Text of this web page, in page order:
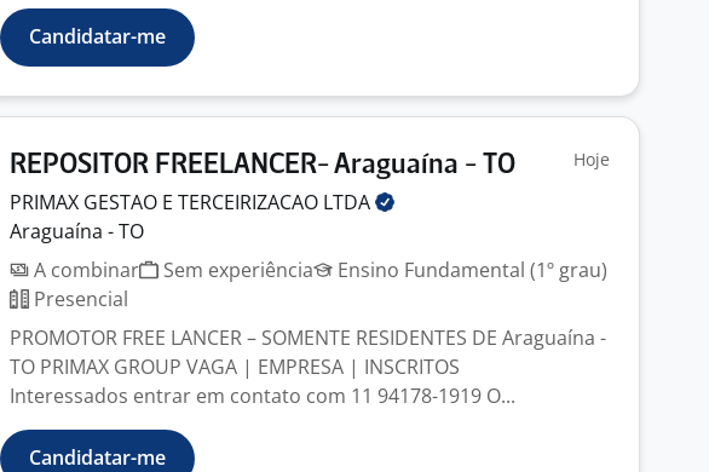
Candidatar-me
REPOSITOR FREELANCER- Araguaína - TO Hoje
PRIMAX GESTAO E TERCEIRIZACAO LTDA
Araguaína - TO
A combinar
Sem experiência
Ensino Fundamental (1º grau)
Presencial
PROMOTOR FREE LANCER – SOMENTE RESIDENTES DE Araguaína -
TO PRIMAX GROUP VAGA | EMPRESA | INSCRITOS
Interessados entrar em contato com 11 94178-1919 O...
Candidatar-me